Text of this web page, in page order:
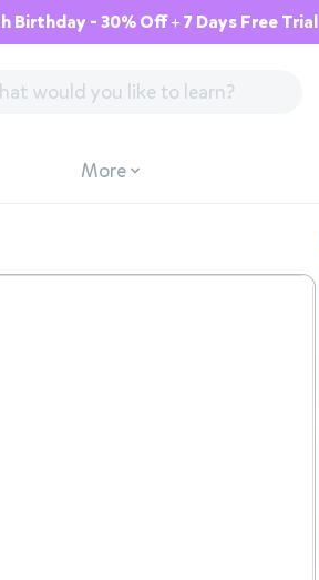
Birthday - 30% Off + 7 Days Free Trial
More